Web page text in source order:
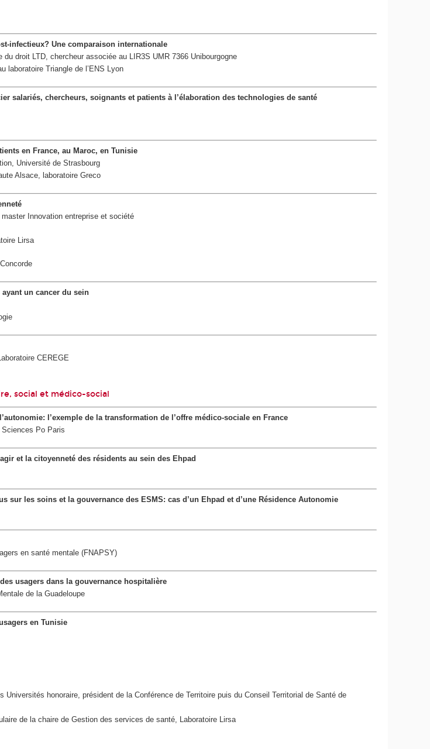
infectieux? Une comparaison internationale
droit LTD, chercheur associée au LIR3S UMR 7366 Unibourgogne
laboratoire Triangle de l’ENS Lyon
salariés, chercheurs, soignants et patients à l’élaboration des technologies de santé
en France, au Maroc, en Tunisie
Université de Strasbourg
Alsace, laboratoire Greco
Innovation entreprise et société
Lirsa
ayant un cancer du sein
CEREGE
social et médico-social
l’exemple de la transformation de l’offre médico-sociale en France
Po Paris
et la citoyenneté des résidents au sein des Ehpad
les soins et la gouvernance des ESMS: cas d’un Ehpad et d’une Résidence Autonomie
en santé mentale (FNAPSY)
usagers dans la gouvernance hospitalière
de la Guadeloupe
en Tunisie
Universités honoraire, président de la Conférence de Territoire puis du Conseil Territorial de Santé de
de la chaire de Gestion des services de santé, Laboratoire Lirsa